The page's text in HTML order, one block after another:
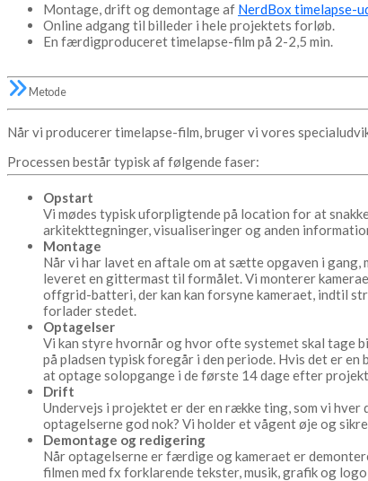
Montage, drift og demontage af NerdBox timelapse-
Online adgang til billeder i hele projektets forløb.
En færdigproduceret timelapse-film på 2-2,5 min.
Metode
Når vi producerer timelapse-film, bruger vi vores
Processen består typisk af følgende faser:
Opstart
Vi mødes typisk uforpligtende på location for at
arkitekttegninger, visualiseringer og anden
Montage
Når vi har lavet en aftale om at sætte opgaven i gang,
leveret en gittermast til formålet. Vi monterer
offgrid-batteri, der kan kan forsyne kameraet, indtil
forlader stedet.
Optagelser
Vi kan styre hvornår og hvor ofte systemet skal tage
på pladsen typisk foregår i den periode. Hvis det er
at optage solopgange i de første 14 dage efter
Drift
Undervejs i projektet er der en række ting, som vi
optagelserne god nok? Vi holder et vågent øje og
Demontage og redigering
Når optagelserne er færdige og kameraet er
filmen med fx forklarende tekster, musik, grafik og